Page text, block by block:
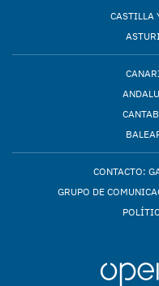
CASTILLA
CONTACTO:
GRUPO DE